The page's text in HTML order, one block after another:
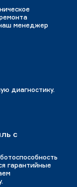
менеджер
диагностику.
с
гарантийные